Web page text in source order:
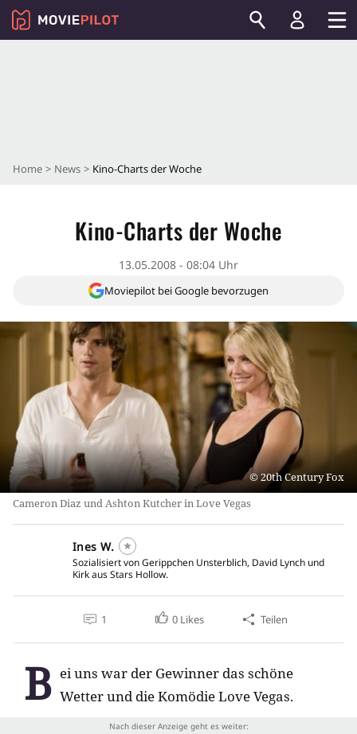
Home News Kino-Charts der Woche
Kino-Charts der Woche
13.05.2008 - 08:04 Uhr
Moviepilot bei Google bevorzugen
20th Century Fox
Cameron Diaz und Ashton Kutcher in Love Vegas
Ines W.
Sozialisiert von Gerippchen Unsterblich, David Lynch und
Kirk aus Stars Hollow.
1 0 Likes Teilen
B ei uns war der Gewinner das schöne
Wetter und die Komödie Love Vegas.